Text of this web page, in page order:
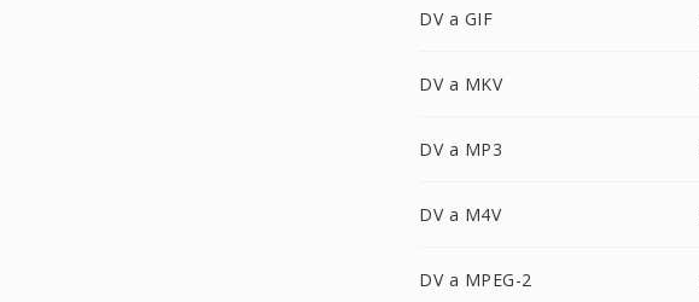
DV a GIF
DV a MKV
DV a MP3
DV a M4V
DV a MPEG-2